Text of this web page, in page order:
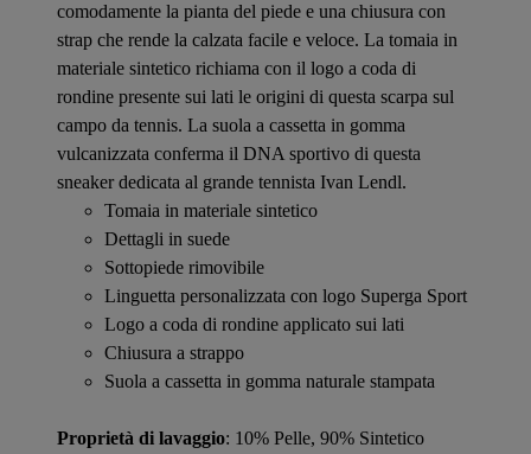
comodamente la pianta del piede e una chiusura con
strap che rende la calzata facile e veloce. La tomaia in
materiale sintetico richiama con il logo a coda di
rondine presente sui lati le origini di questa scarpa sul
campo da tennis. La suola a cassetta in gomma
vulcanizzata conferma il DNA sportivo di questa
sneaker dedicata al grande tennista Ivan Lendl.
Tomaia in materiale sintetico
Dettagli in suede
Sottopiede rimovibile
Linguetta personalizzata con logo Superga Sport
Logo a coda di rondine applicato sui lati
Chiusura a strappo
Suola a cassetta in gomma naturale stampata
Proprietà di lavaggio: 10% Pelle, 90% Sintetico